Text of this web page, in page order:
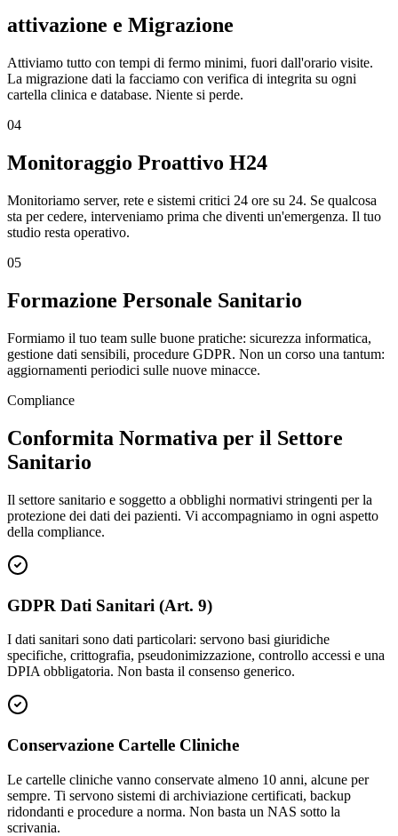
attivazione e Migrazione
Attiviamo tutto con tempi di fermo minimi, fuori dall'orario visite.
La migrazione dati la facciamo con verifica di integrita su ogni
cartella clinica e database. Niente si perde.
04
Monitoraggio Proattivo H24
Monitoriamo server, rete e sistemi critici 24 ore su 24. Se qualcosa
sta per cedere, interveniamo prima che diventi un'emergenza. Il tuo
studio resta operativo.
05
Formazione Personale Sanitario
Formiamo il tuo team sulle buone pratiche: sicurezza informatica,
gestione dati sensibili, procedure GDPR. Non un corso una tantum:
aggiornamenti periodici sulle nuove minacce.
Compliance
Conformita Normativa per il Settore
Sanitario
Il settore sanitario e soggetto a obblighi normativi stringenti per la
protezione dei dati dei pazienti. Vi accompagniamo in ogni aspetto
della compliance.
GDPR Dati Sanitari (Art. 9)
I dati sanitari sono dati particolari: servono basi giuridiche
specifiche, crittografia, pseudonimizzazione, controllo accessi e una
DPIA obbligatoria. Non basta il consenso generico.
Conservazione Cartelle Cliniche
Le cartelle cliniche vanno conservate almeno 10 anni, alcune per
sempre. Ti servono sistemi di archiviazione certificati, backup
ridondanti e procedure a norma. Non basta un NAS sotto la
scrivania.